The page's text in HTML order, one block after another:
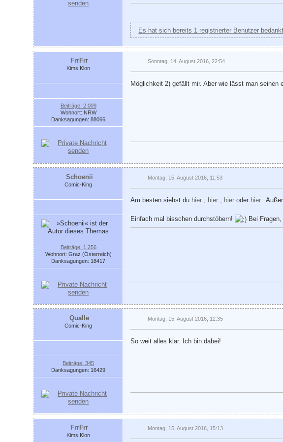
Es hat sich bereits 1 registrierter Benutzer
FrrFrr
Kims Klon
Beiträge: 2 009
Wohnort: NRW
Danksagungen: 88066
Sonntag, 14. August 2016, 22:54
Möglichkeit 2) gefällt mir. Aber wie lässt man seinen
Schoenii
Comic-King
Beiträge: 1 256
Wohnort: Graz (Österreich)
Danksagungen: 18417
Montag, 15. August 2016, 11:53
Am besten siehst du hier hier hier oder hier..
Einfach mal bisschen durchstöbern! Bei
Qualle
Comic-King
Beiträge: 345
Danksagungen: 16429
Montag, 15. August 2016, 12:35
So weit alles klar. Ich bin dabei!
FrrFrr
Kims Klon
Montag, 15. August 2016, 15:13